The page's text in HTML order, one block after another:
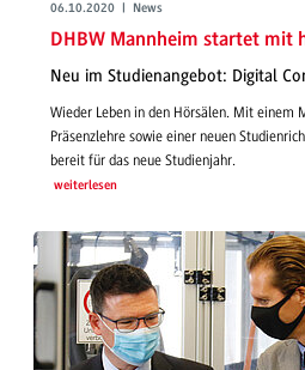
06.10.2020 | News
DHBW Mannheim startet mit
Neu im Studienangebot: Digital
Wieder Leben in den Hörsälen. Mit einem
Präsenzlehre sowie einer neuen
bereit für das neue Studienjahr.
weiterlesen